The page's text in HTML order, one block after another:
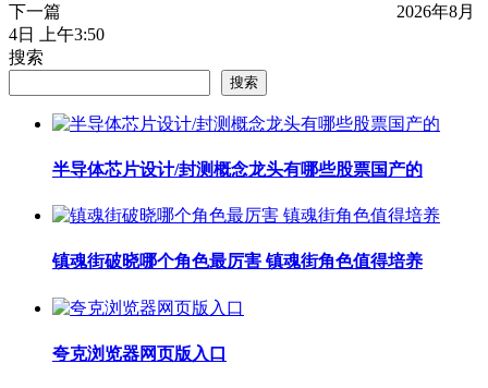
下一篇
2026年8月
4日 上午3:50
搜索
搜索
半导体芯片设计/封测概念龙头有哪些股票国产的
镇魂街破晓哪个角色最厉害 镇魂街角色值得培养
夸克浏览器网页版入口